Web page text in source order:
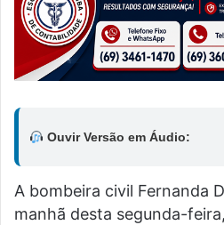
Ouvir Versão em Áudio:
A bombeira civil Fernanda
manhã desta segunda-